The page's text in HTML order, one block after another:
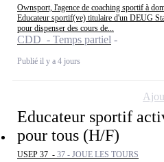
Ownsport, l'agence de coaching sportif à
Educateur sportif(ve) titulaire d'un DEUG
pour dispenser des cours de...
CDD - Temps partiel
Publié il y a 4 jours
Educateur sportif
pour tous (H/F)
USEP 37 - 37 - JOUE LES TOURS